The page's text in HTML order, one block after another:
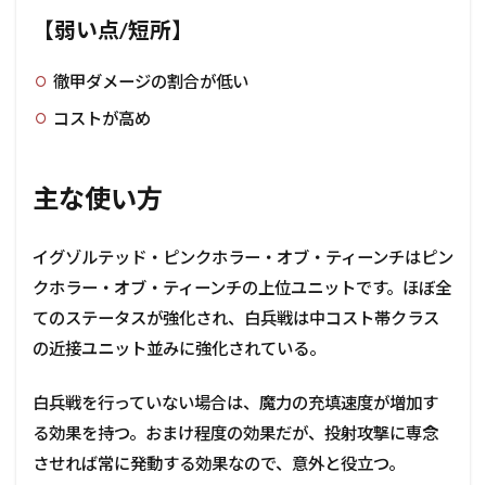
【弱い点/短所】
徹甲ダメージの割合が低い
コストが高め
主な使い方
イグゾルテッド・ピンクホラー・オブ・ティーンチはピン
クホラー・オブ・ティーンチの上位ユニットです。ほぼ全
てのステータスが強化され、白兵戦は中コスト帯クラス
の近接ユニット並みに強化されている。
白兵戦を行っていない場合は、魔力の充填速度が増加す
る効果を持つ。おまけ程度の効果だが、投射攻撃に専念
させれば常に発動する効果なので、意外と役立つ。